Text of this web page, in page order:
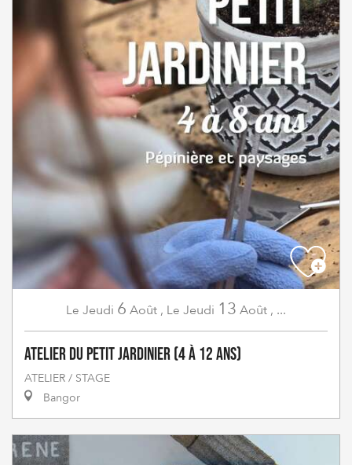
Le Jeudi 6 Août , Le Jeudi 13 Août , ...
Atelier du Petit Jardinier (4 à 12 ans)
ATELIER / STAGE
Bangor